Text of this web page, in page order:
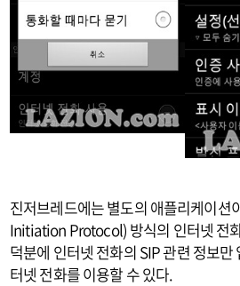
진저브레드에는 별도의 애플리케이션
Initiation Protocol) 방식의 인터넷 전
덕분에 인터넷 전화의 SIP 관련 정보만
터넷 전화를 이용할 수 있다.